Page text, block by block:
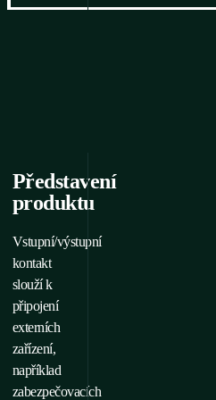
Představení
produktu
Vstupní/výstupní
kontakt
slouží k
připojení
externích
zařízení,
například
zabezpečovacích